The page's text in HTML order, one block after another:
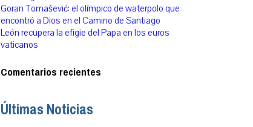
Goran Tomašević: el olímpico de waterpolo que
encontró a Dios en el Camino de Santiago
León recupera la efigie del Papa en los euros
vaticanos
Comentarios recientes
Últimas Noticias